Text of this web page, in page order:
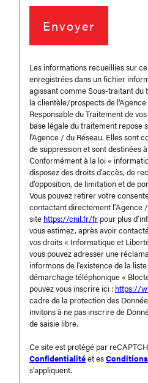
Envoyer
Les informations recueillies sur
enregistrées dans un fichier
agissant comme Sous-traitant du
la clientèle/prospects de
Responsable du Traitement de
base légale du traitement repose
l'Agence / du Réseau. Elles sont
de suppression et sont destinées
Conformément à la loi «
disposez des droits d’accès, de
d’opposition, de limitation et de
Vous pouvez retirer votre
contactant directement l’Agence
site https://cnil.fr/fr pour plus
vous estimez, après avoir
vos droits « Informatique et
vous pouvez adresser une
informons de l’existence de la
démarchage téléphonique «
pouvez vous inscrire ici : https://
cadre de la protection des
invitons à ne pas inscrire de
de saisie libre.
Ce site est protégé par
Confidentialitéet es
s'appliquent.